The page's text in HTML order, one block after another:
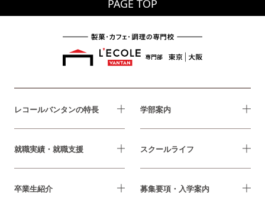
PAGE TOP
レコールバンタンの特長 学部案内
就職実績・就職支援 スクールライフ
卒業生紹介 募集要項・入学案内